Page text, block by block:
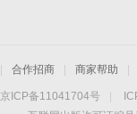
合作招商 商家帮助
京ICP备11041704号